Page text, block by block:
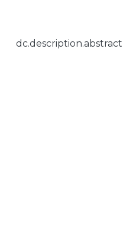
dc.description.abstract